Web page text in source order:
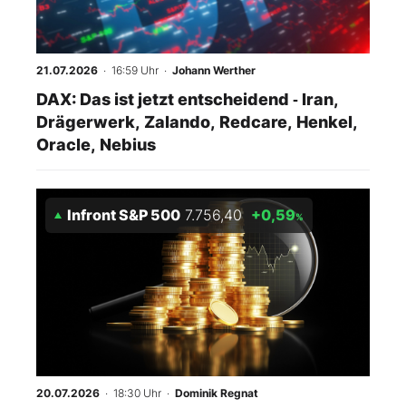
21.07.2026 · 16:59 Uhr · Johann Werther
DAX: Das ist jetzt entscheidend ‑ Iran,
Drägerwerk, Zalando, Redcare, Henkel,
Oracle, Nebius
Infront S&P 500 7.756,40 +0,59%
20.07.2026 · 18:30 Uhr · Dominik Regnat